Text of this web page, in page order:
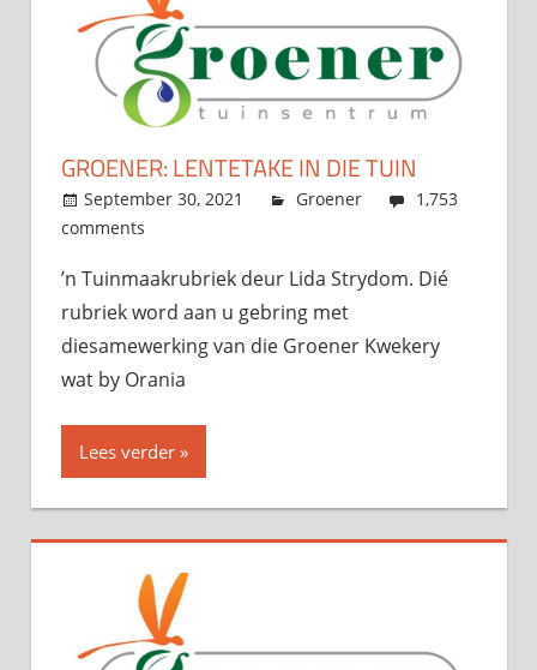
GROENER: LENTETAKE IN DIE TUIN
September 30, 2021 admin
Groener
1,753
comments
’n Tuinmaakrubriek deur Lida Strydom. Dié
rubriek word aan u gebring met
diesamewerking van die Groener Kwekery
wat by Orania
Lees verder